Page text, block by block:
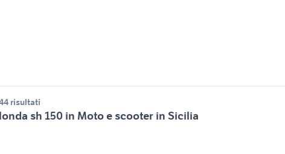
risultati
sh 150 in Moto e scooter in Sicilia